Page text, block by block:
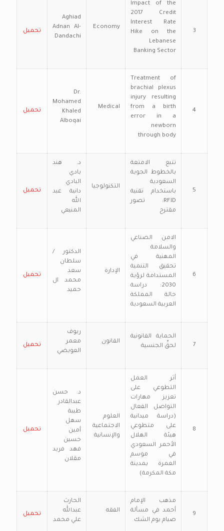
3
Impact of the
2017 Credit
Interest Rate
Hike on the
Lebanese
Banking Sector
Economy
Aghiad
Adnan Al-
Dandachi
تحميل
4
Treatment of
brachial plexus
injury resulting
from a birth
error in a
newborn
through body
Medical
Dr.
Mohamed
Khaled
Alboqai
تحميل
5
تتبع الامتعة
بالخطوط الجوية
السعودية
باستخدام تقنية
RFID: تصور
مقترح
التكنولوجيا
د. هند
بادي
البادي
دانية عبد
الله
المنيعي
تحميل
6
الامن الصناعي
والسلامة
المهنية في
تحقيق التنمية
المستدامة لرؤية
2030: دراسة
حالة المملكة
العربية السعودية
الإدارة
الدكتور /
سلطان
سعد
محمد ال
حميد
تحميل
7
الحماية القانونية
لحقِّ الجنسية
القانون
ريوف
معمر
العويضي
تحميل
8
أثر العمل
التطوعي على
تعزيز مهارات
التواصل الفعال
(دراسة ميدانية
على متطوعي
هيئة الهلال
الأحمر السعودي
في موسم
العمرة بمدينة
مكة المكرمة)
العلوم
الاجتماعية
والإنسانية
د. حسن
عبدالقادر
طيبة
سهل
أمين
حسين
فهد فريد
مقلان
تحميل
9
مذهب الإمام
أحمد في مسألة
صيام يوم الشك
الفقه
الحارث
عبدالله
علي محمد
تحميل